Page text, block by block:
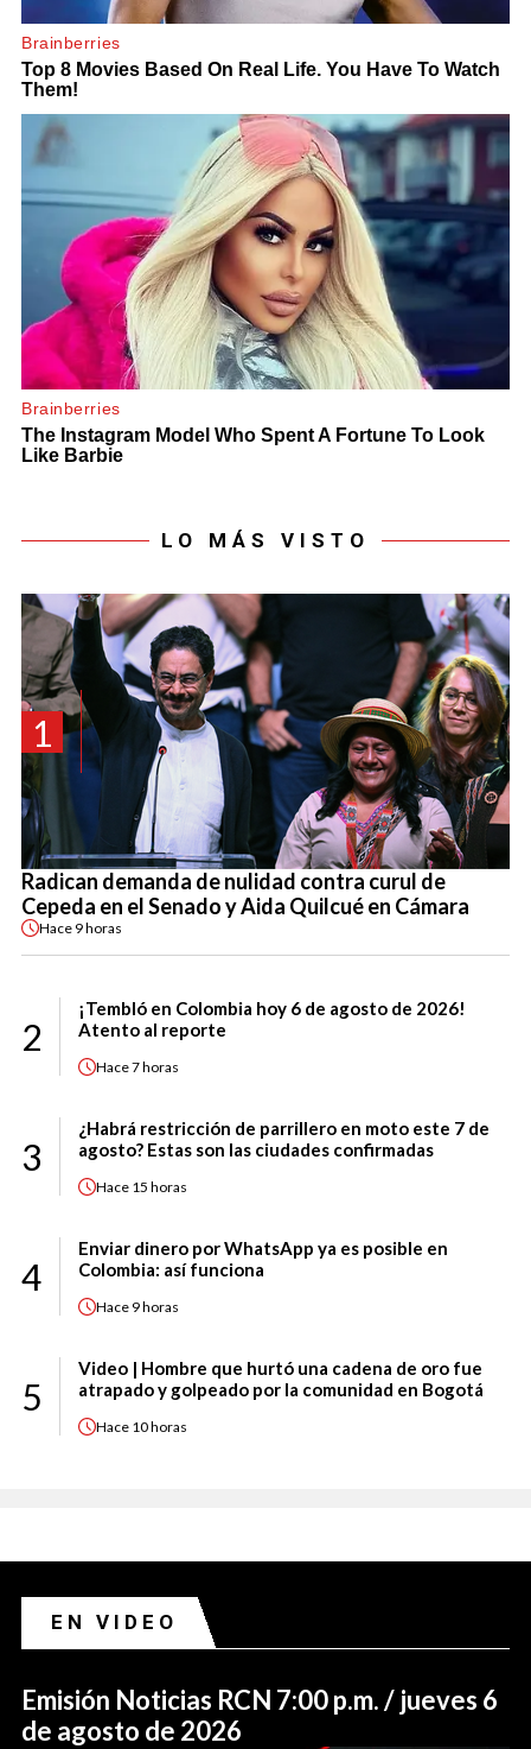
LO MÁS VISTO
1
Radican demanda de nulidad contra curul de
Cepeda en el Senado y Aida Quilcué en Cámara
Hace 9 horas
2
¡Tembló en Colombia hoy 6 de agosto de 2026!
Atento al reporte
Hace7 horas
3
¿Habrá restricción de parrillero en moto este 7 de
agosto? Estas son las ciudades confirmadas
Hace 15 horas
4
Enviar dinero por WhatsApp ya es posible en
Colombia: así funciona
Hace 9 horas
5
Video | Hombre que hurtó una cadena de oro fue
atrapado y golpeado por la comunidad en Bogotá
Hace 10 horas
EN VIDEO
Emisión Noticias RCN 7:00 p.m. / jueves 6
de agosto de 2026